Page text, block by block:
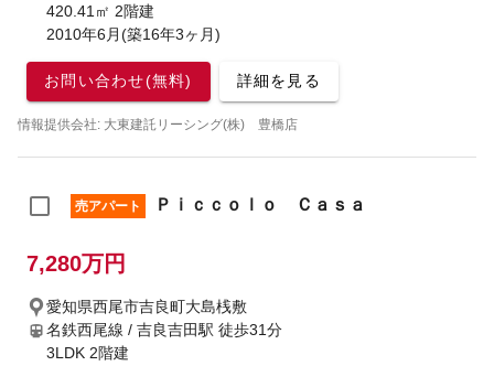
420.41㎡ 2階建
2010年6月(築16年3ヶ月)
お問い合わせ(無料) 詳細を見る
情報提供会社: 大東建託リーシング(株) 豊橋店
売アパート Ｐｉｃｃｏｌｏ Ｃａｓａ
7,280万円
愛知県西尾市吉良町大島桟敷
名鉄西尾線 / 吉良吉田駅 徒歩31分
3LDK 2階建